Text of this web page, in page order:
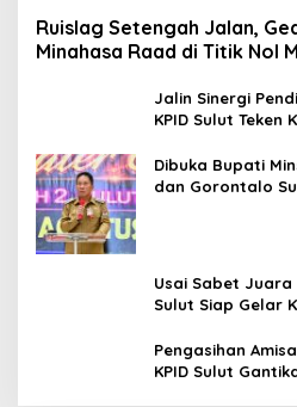
Ruislag Setengah Jalan,
Minahasa Raad di Titik Nol
Jalin Sinergi
KPID Sulut Teken
Penyiaran
Dibuka Bupati
dan Gorontalo
Usai Sabet Juara
Sulut Siap Gelar
Pengasihan
KPID Sulut